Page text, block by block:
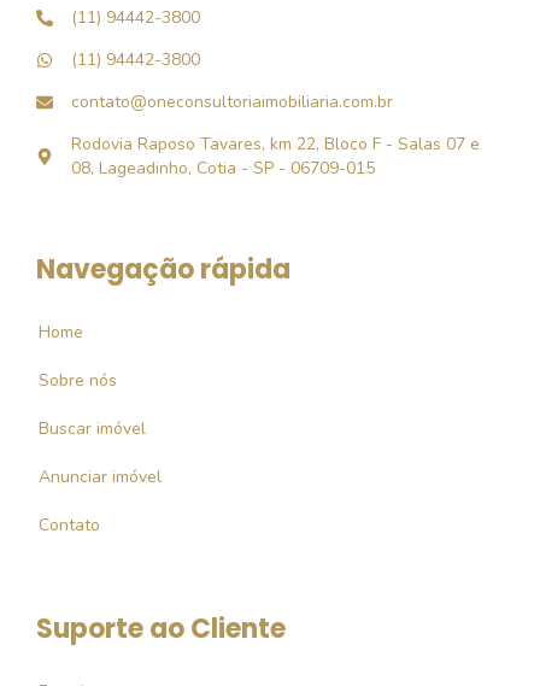
(11) 94442-3800
(11) 94442-3800
contato@oneconsultoriaimobiliaria.com.br
Rodovia Raposo Tavares, km 22, Bloco F - Salas 07 e
08, Lageadinho, Cotia - SP - 06709-015
Navegação rápida
Home
Sobre nós
Buscar imóvel
Anunciar imóvel
Contato
Suporte ao Cliente